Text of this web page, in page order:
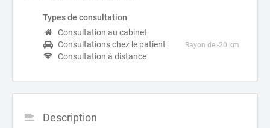
Types de consultation
Consultation au cabinet
Consultations chez le patient
Rayon de -20 km
Consultation à distance
Description